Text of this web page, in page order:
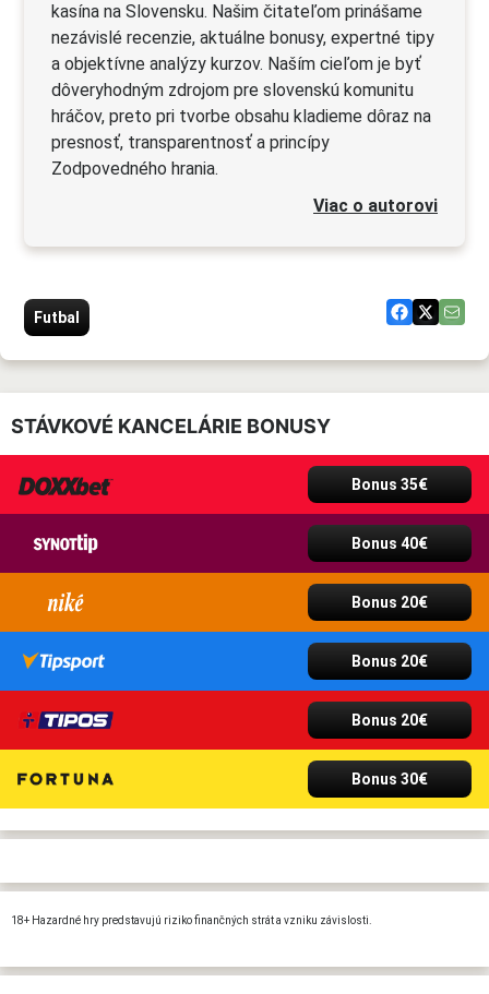
kasína na Slovensku. Našim čitateľom prinášame
nezávislé recenzie, aktuálne bonusy, expertné tipy
a objektívne analýzy kurzov. Naším cieľom je byť
dôveryhodným zdrojom pre slovenskú komunitu
hráčov, preto pri tvorbe obsahu kladieme dôraz na
presnosť, transparentnosť a princípy
Zodpovedného hrania.
Viac o autorovi
Futbal
STÁVKOVÉ KANCELÁRIE BONUSY
Bonus 35€
Bonus 40€
Bonus 20€
Bonus 20€
Bonus 20€
Bonus 30€
18+ Hazardné hry predstavujú riziko finančných strát a vzniku závislosti.